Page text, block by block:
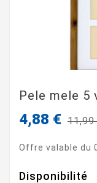
Pele mele 5
4,88 € 11,99
Offre valable du
Disponibilité